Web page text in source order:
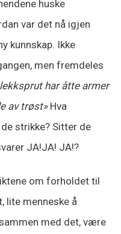
huske
var det nå igjen
kunnskap. Ikke
men fremdeles
har åtte armer
av trøst»Hva
strikke? Sitter de
JA!JA! JA!?
om forholdet til
lite menneske å
med det, være